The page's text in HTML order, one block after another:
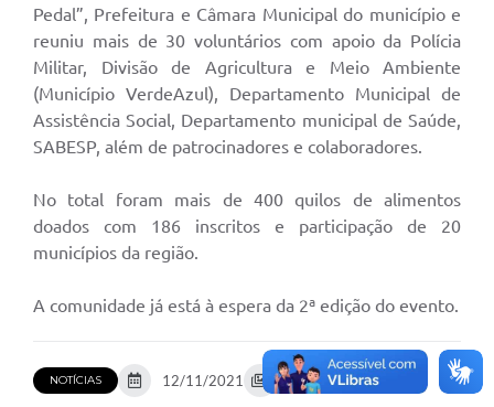
Pedal”, Prefeitura e Câmara Municipal do município e
reuniu mais de 30 voluntários com apoio da Polícia
Militar, Divisão de Agricultura e Meio Ambiente
(Município VerdeAzul), Departamento Municipal de
Assistência Social, Departamento municipal de Saúde,
SABESP, além de patrocinadores e colaboradores.
No total foram mais de 400 quilos de alimentos
doados com 186 inscritos e participação de 20
municípios da região.
A comunidade já está à espera da 2ª edição do evento.
NOTÍCIAS 12/11/2021 12 fotos